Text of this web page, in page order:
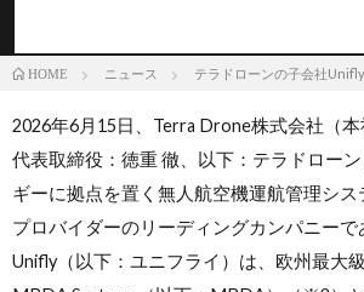
HOME ニュース テラドローンの子会社
2026年6月15日、Terra Drone株式会社（本
代表取締役：徳重 徹、以下：テラドロー
ギーに拠点を置く無人航空機運航管理シス
プロバイダーのリーディングカンパニーで
Unifly（以下：ユニフライ）は、欧州最大